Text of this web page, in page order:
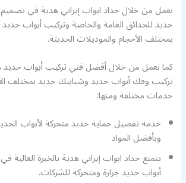
نعمل من خلال حداد ابواب إيراني هدية في
حديد للحدائق العامة والخاصة وتركيب أبواب
بمختلف الأحجام والموديلات الحديثة.
كما نعمل من خلال أفضل فني تركيب أبواب
تركيب وفك أبواب حديد وشبابيك حديد بمختلف
خدمات مختلفة ومنها:
خدمة تفصيل حماية حديد متحركة لأبواب
وبأفضل المواد
يتمتع حداد ابواب إيراني هدية بالخبرة
أبواب حديد جرارة ومتحركة للشركات.